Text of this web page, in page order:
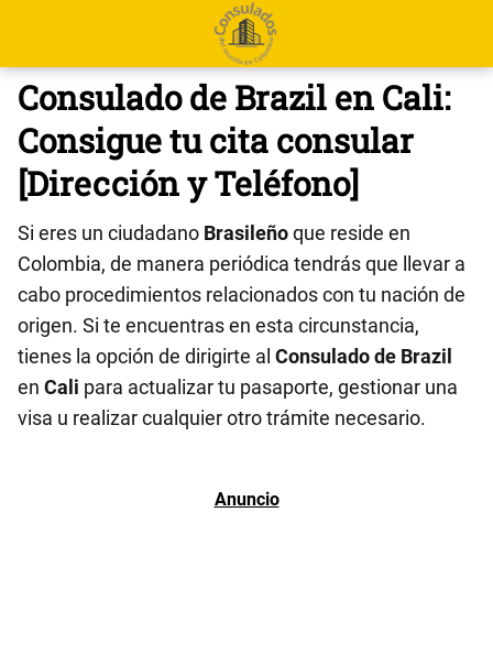
Consulado de Brazil en Cali:
Consigue tu cita consular
[Dirección y Teléfono]
Si eres un ciudadano Brasileñoque reside en
Colombia, de manera periódica tendrás que llevar a
cabo procedimientos relacionados con tu nación de
origen. Si te encuentras en esta circunstancia,
tienes la opción de dirigirte al Consulado de Brazil
en Cali para actualizar tu pasaporte, gestionar una
visa u realizar cualquier otro trámite necesario.